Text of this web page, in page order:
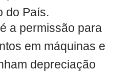
do País.
a permissão para
em máquinas e
depreciação